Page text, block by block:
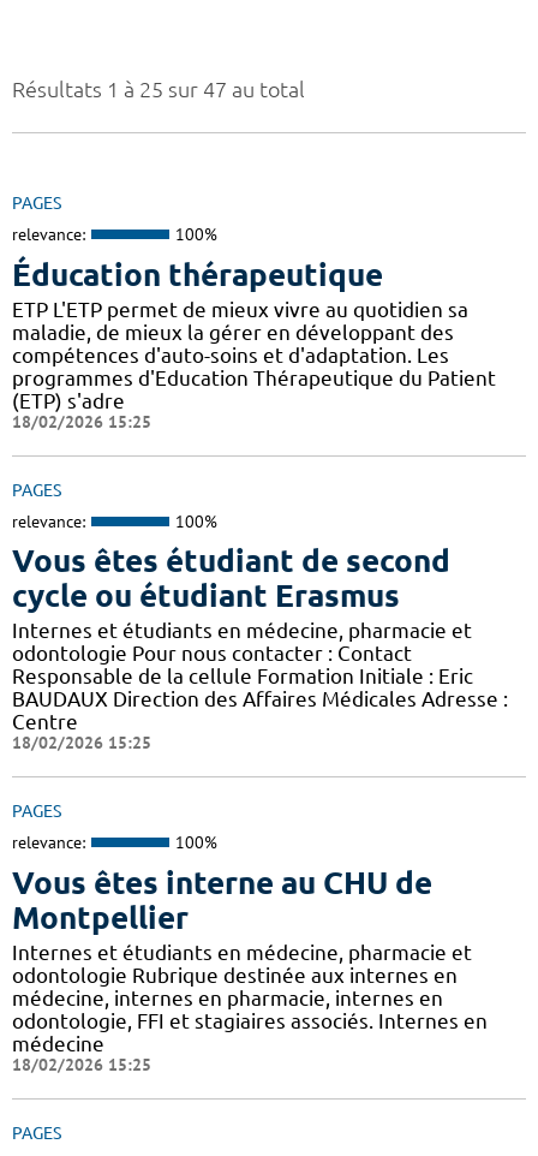
Résultats 1 à 25 sur 47 au total
PAGES
relevance: 100%
Éducation thérapeutique
ETP L'ETP permet de mieux vivre au quotidien sa
maladie, de mieux la gérer en développant des
compétences d'auto-soins et d'adaptation. Les
programmes d'Education Thérapeutique du Patient
(ETP) s'adre
18/02/2026 15:25
PAGES
relevance: 100%
Vous êtes étudiant de second
cycle ou étudiant Erasmus
Internes et étudiants en médecine, pharmacie et
odontologie Pour nous contacter : Contact
Responsable de la cellule Formation Initiale : Eric
BAUDAUX Direction des Affaires Médicales Adresse :
Centre
18/02/2026 15:25
PAGES
relevance: 100%
Vous êtes interne au CHU de
Montpellier
Internes et étudiants en médecine, pharmacie et
odontologie Rubrique destinée aux internes en
médecine, internes en pharmacie, internes en
odontologie, FFI et stagiaires associés. Internes en
médecine
18/02/2026 15:25
PAGES